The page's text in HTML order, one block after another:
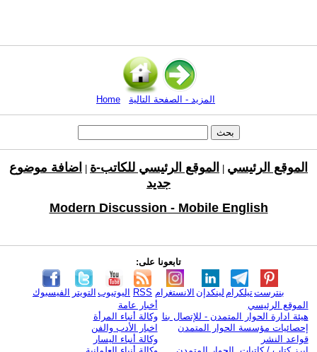
Home المزيد - الصفحة التالية
الموقع الرئيسي الموقع الرئيسي للكاتب-ة
اضافة موضوع
جديد
Modern Discussion - Mobile English
تابعونا على:
الفيسبوك التويتر اليوتيوب RSS الانستغرام لينكدإن تيلكرامبنترست
الموقع الرئيسي
هيئة ادارة الحوار المتمدن - للإتصال بنا
إحصائيات مؤسسة الحوار المتمدن
قواعد النشر
أخبار عامة
وكالة أنباء المرأة
اخبار الأدب والفن
وكالة أنباء اليسار